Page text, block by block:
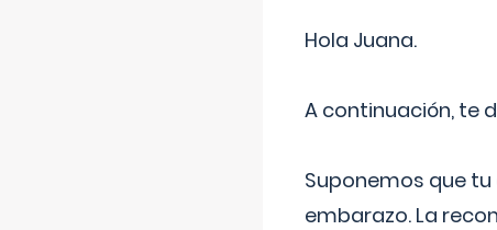
Hola Juana.
A continuación, te
Suponemos que
embarazo. La